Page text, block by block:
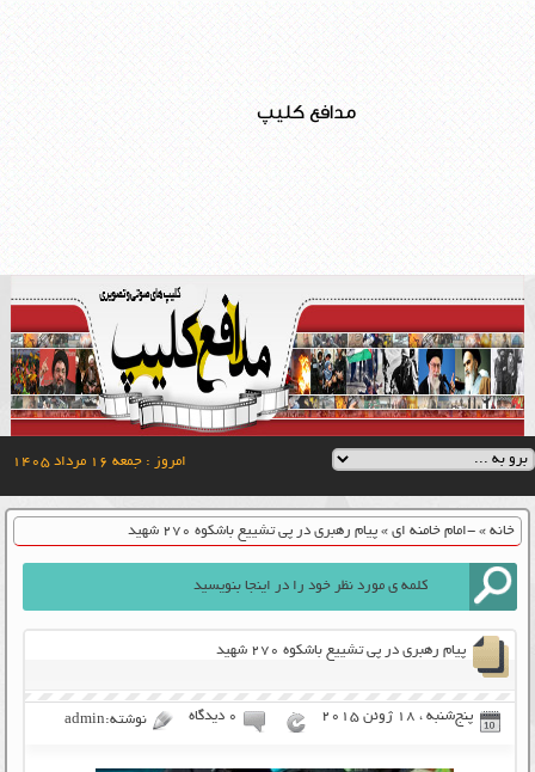
مدافع کلیپ
امروز : جمعه ۱۶ مرداد ۱۴۰۵
خانه» -امام خامنه ای» پیام رهبری در پی تشییع باشکوه ۲۷۰ شهید
پیام رهبری در پی تشییع باشکوه ۲۷۰ شهید
پنج‌شنبه ، 18 ژوئن 2015 ۰ دیدگاه نوشته:admin